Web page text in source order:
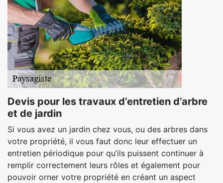
Devis pour les travaux d’entretien d’arbre
et de jardin
Si vous avez un jardin chez vous, ou des arbres dans
votre propriété, il vous faut donc leur effectuer un
entretien périodique pour qu’ils puissent continuer à
remplir correctement leurs rôles et également pour
pouvoir orner votre propriété en créant un aspect